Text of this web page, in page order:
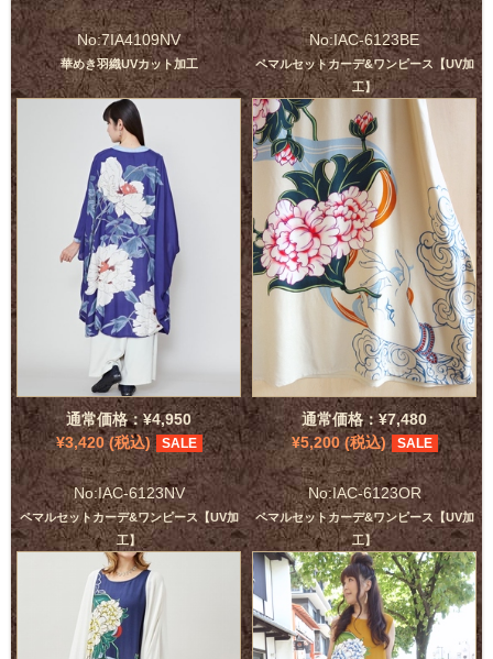
No:7IA4109NV
華めき羽織UVカット加工
通常価格：¥4,950
¥3,420 (税込)
SALE
No:IAC-6123BE
ペマルセットカーデ&ワンピース【UV加
工】
通常価格：¥7,480
¥5,200 (税込)
SALE
No:IAC-6123NV
ペマルセットカーデ&ワンピース【UV加
工】
No:IAC-6123OR
ペマルセットカーデ&ワンピース【UV加
工】